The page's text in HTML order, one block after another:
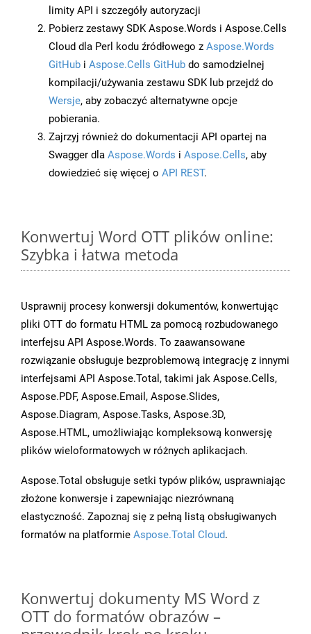
limity API i szczegóły autoryzacji
Pobierz zestawy SDK Aspose.Words i Aspose.Cells
Cloud dla Perl kodu źródłowego z Aspose.Words
GitHub i Aspose.Cells GitHub do samodzielnej
kompilacji/używania zestawu SDK lub przejdź do
Wersje, aby zobaczyć alternatywne opcje
pobierania.
Zajrzyj również do dokumentacji API opartej na
Swagger dla Aspose.Words i Aspose.Cells, aby
dowiedzieć się więcej o API REST.
Konwertuj Word OTT plików online:
Szybka i łatwa metoda
Usprawnij procesy konwersji dokumentów, konwertując
pliki OTT do formatu HTML za pomocą rozbudowanego
interfejsu API Aspose.Words. To zaawansowane
rozwiązanie obsługuje bezproblemową integrację z innymi
interfejsami API Aspose.Total, takimi jak Aspose.Cells,
Aspose.PDF, Aspose.Email, Aspose.Slides,
Aspose.Diagram, Aspose.Tasks, Aspose.3D,
Aspose.HTML, umożliwiając kompleksową konwersję
plików wieloformatowych w różnych aplikacjach.
Aspose.Total obsługuje setki typów plików, usprawniając
złożone konwersje i zapewniając niezrównaną
elastyczność. Zapoznaj się z pełną listą obsługiwanych
formatów na platformie Aspose.Total Cloud.
Konwertuj dokumenty MS Word z
OTT do formatów obrazów –